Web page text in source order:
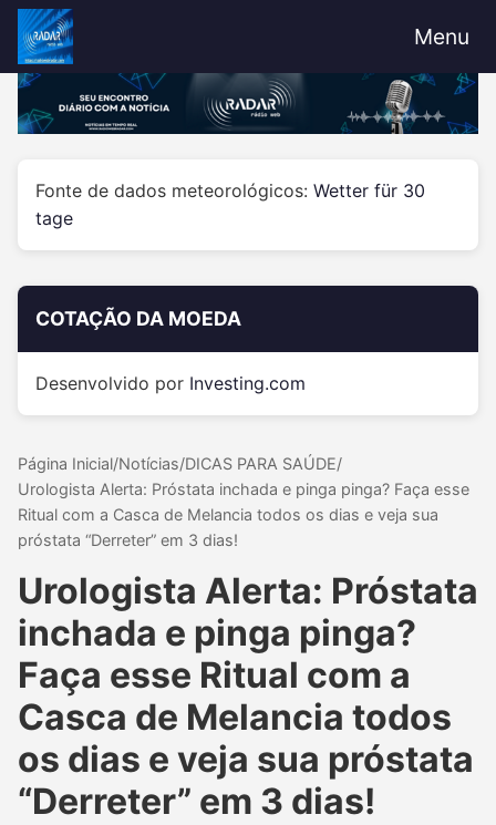
Menu
Fonte de dados meteorológicos: Wetter für 30
tage
COTAÇÃO DA MOEDA
Desenvolvido por Investing.com
Página Inicial/Notícias/DICAS PARA SAÚDE/
Urologista Alerta: Próstata inchada e pinga pinga? Faça esse
Ritual com a Casca de Melancia todos os dias e veja sua
próstata “Derreter” em 3 dias!
Urologista Alerta: Próstata
inchada e pinga pinga?
Faça esse Ritual com a
Casca de Melancia todos
os dias e veja sua próstata
“Derreter” em 3 dias!